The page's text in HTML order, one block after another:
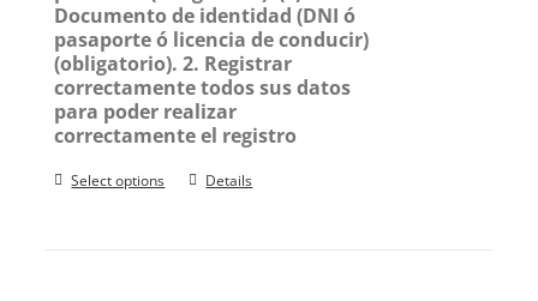
Documento de identidad (DNI ó
pasaporte ó licencia de conducir)
(obligatorio). 2. Registrar
correctamente todos sus datos
para poder realizar
correctamente el registro
Select options Details